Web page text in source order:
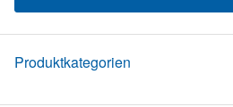
Produktkategorien